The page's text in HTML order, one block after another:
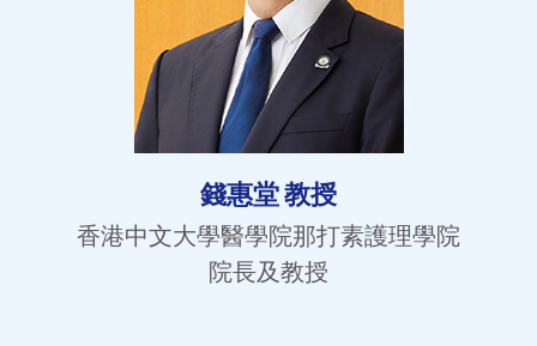
錢惠堂 教授
香港中文大學醫學院那打素護理學院
院長及教授